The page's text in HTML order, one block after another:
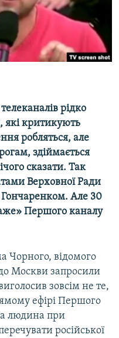
рідко
які критикують
робляться, але
здіймається
сказати. Так
Верховної Ради
Але 30
Першого каналу
Чорного, відомого
Москви запросили
зовсім не те,
ефірі Першого
людина при
російської